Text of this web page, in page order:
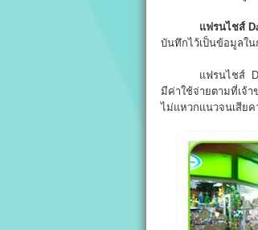
แฟรนไชส์
บันทึกไว้เป็นข้อมูลใ
แฟรนไชส์ Daiso
มีค่าใช้จ่ายตามที่เจ้
ไม่แหวกแนวจนเสียค